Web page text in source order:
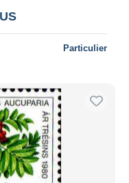
Particulier